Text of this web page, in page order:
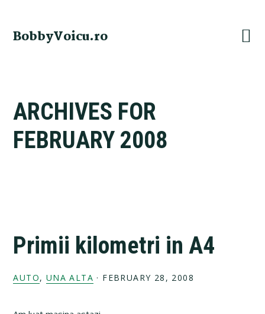
primary
main
primary
footer
BobbyVoicu.ro
ARCHIVES FOR
FEBRUARY 2008
Primii kilometri in A4
AUTO, UNA ALTA · FEBRUARY 28, 2008